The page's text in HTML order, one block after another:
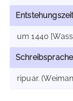
um 1440
Schreibsprache
ripuar.